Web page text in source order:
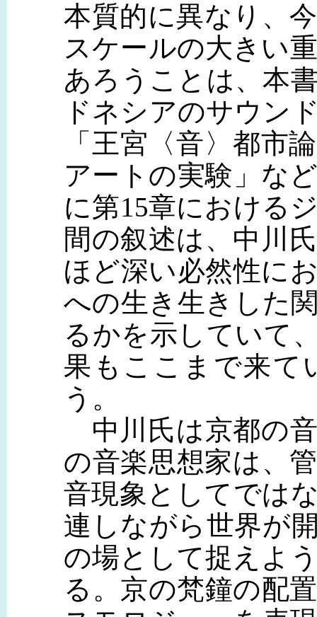
本質的に異なり、
スケールの大きい
あろうことは、本
ドネシアのサウン
「王宮〈音〉都市
アートの実験」な
に第15章における
間の叙述は、中川
ほど深い必然性に
への生き生きした
るかを示していて
果もここまで来て
う。
中川氏は京都の
の音楽思想家は、
音現象としてでは
連しながら世界が
の場として捉えよ
る。京の梵鐘の配